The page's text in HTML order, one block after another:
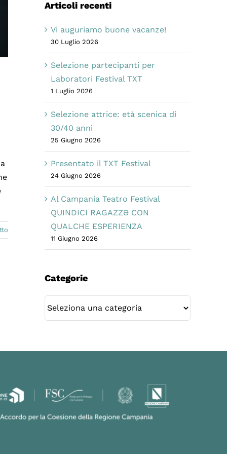
Articoli recenti
Vi auguriamo buone vacanze!
30 Luglio 2026
Selezione partecipanti per
Laboratori Festival TXT
1 Luglio 2026
Selezione attrice: età scenica di
30/40 anni
25 Giugno 2026
Presentato il TXT Festival
24 Giugno 2026
Al Campania Teatro Festival
QUINDICI RAGAZZƏ CON
QUALCHE ESPERIENZA
11 Giugno 2026
Categorie